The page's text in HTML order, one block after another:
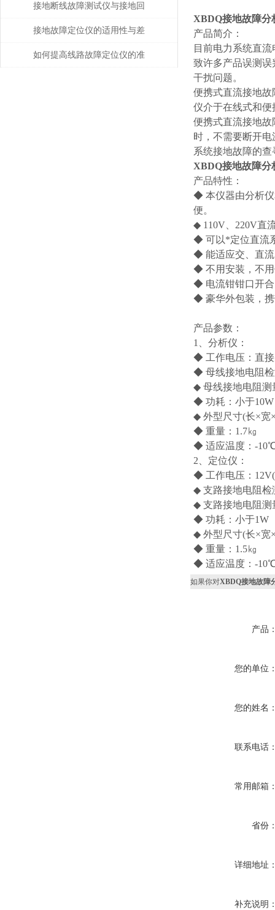
些？
接地断线故障测试仪与接地回
路连续性检测技术解析
接地故障定位仪的适用性与差
异分析
如何提高线路故障定位仪的准
XBDQ接地故障分
产品简介：
目前电力系统直
致许多产品误测
干扰问题。
便携式直流接地
仪介于在线式和
便携式直流接地
时，不需要断开
系统接地故障的
XBDQ接地故障分
产品特性：
◆ 本仪器由分析仪
便。
◆ 110V、220V直
◆ 可以*定位直流
◆ 能适应交、直流
◆ 不用安装，不用
◆ 电流钳钳口开
◆ 豪华外包装，
产品参数：
1、分析仪：
◆ 工作电压：直接
◆ 母线接地电阻
◆ 母线接地电阻测
◆ 功耗：小于10W
◆ 外型尺寸(长×宽
◆ 重量：1.7㎏
◆ 适应温度：-
2、定位仪：
◆ 工作电压：
◆ 支路接地电阻检
◆ 支路接地电阻
◆ 功耗：小于1W
◆ 外型尺寸(长×宽
◆ 重量：1.5㎏
◆ 适应温度：-
如果你对XBDQ接地故障
产品
您的单位
您的姓名
联系电话
常用邮箱
省份
详细地址
补充说明